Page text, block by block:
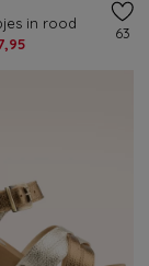
in rood
63